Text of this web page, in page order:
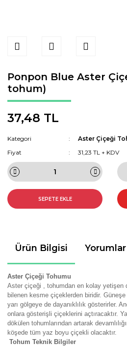
Ponpon Blue Aster
tohum)
37,48 TL
Kategori
Aster Çiçeği
Fiyat
31,23 TL + KDV
SEPETE EKLE
Ürün Bilgisi
Aster Çiçeği Tohumu
Aster çiçeği , tohumdan en kolay yetişen
bilenen kesme çiçeklerden biridir. Güneşe
yarı gölgeye de dayanıklılık gösterirler.
onlara gösterişli çiçeklerini açtıracaktır.
dökülen tohumlarından artarak
köşede tüm yaz boyu çiçekli olacaktır.
Tohum Teknik Bilgiler